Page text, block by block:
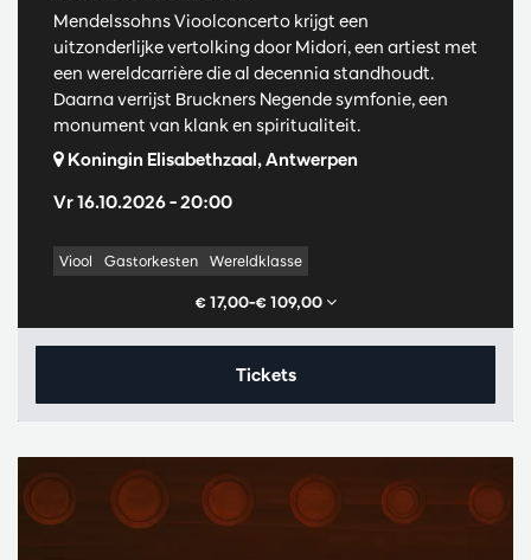
Vr 16.10.2026– 20:00
Mendelssohns Vioolconcerto krijgt een
uitzonderlijke vertolking door Midori, een artiest met
een wereldcarrière die al decennia standhoudt.
Daarna verrijst Bruckners Negende symfonie, een
monument van klank en spiritualiteit.
Koningin Elisabethzaal, Antwerpen
Viool Gastorkesten Wereldklasse
€ 17,00–€ 109,00
Tickets